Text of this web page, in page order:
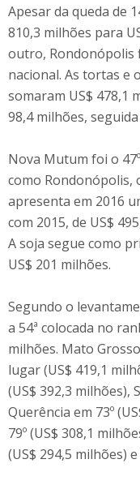
Apesar da queda de
810,3 milhões para
outro, Rondonópolis
nacional. As tortas e
somaram US$ 478,1
98,4 milhões,
Nova Mutum foi o
como Rondonópolis,
apresenta em 2016
com 2015, de US$
A soja segue como
US$ 201 milhões.
Segundo o
a 54ª colocada no
milhões. Mato
lugar (US$ 419,1
(US$ 392,3 milhões),
Querência em 73º
79º (US$ 308,1
(US$ 294,5 milhões)